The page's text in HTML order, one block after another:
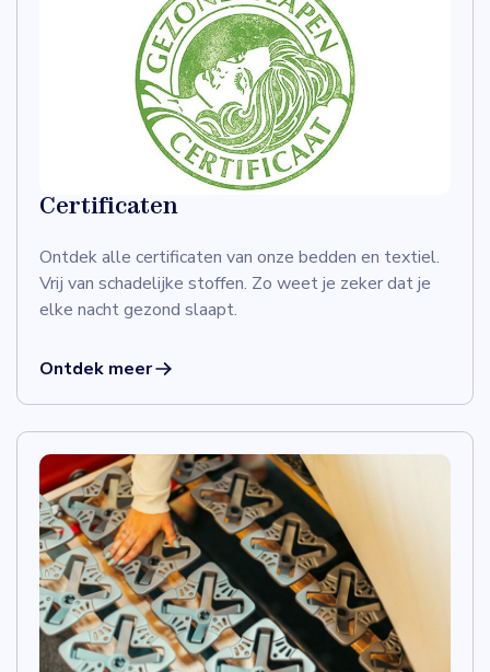
lichaamsprofiel: je slaaphouding, eventuele
lichamelijke correcties en de combinatie met je
bedbodem.
Plan nu een adviesgesprek in met een geheel
gratis en een vrijblijvende
lichaamsprofielmeting. Immers: Meten =
Weten. Zo ontvang je direct een advies en een
Wij zijn niet duurder. Wij zijn gewoon beter.
Certificaten
Ontdek alle certificaten van onze bedden en textiel.
Vrij van schadelijke stoffen. Zo weet je zeker dat je
elke nacht gezond slaapt.
Ontdek meer